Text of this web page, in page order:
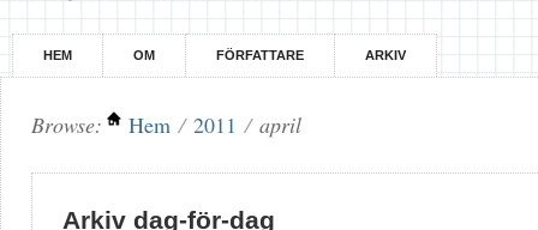
HEM OM FÖRFATTARE ARKIV
Browse: Hem / 2011 / april
Arkiv dag-för-dag